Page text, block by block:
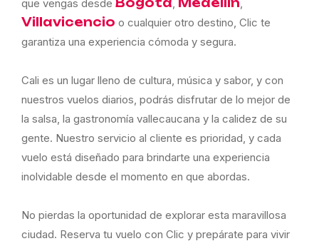
que vengas desde Bogotá, Medellín,
Villavicencio o cualquier otro destino, Clic te
garantiza una experiencia cómoda y segura.
Cali es un lugar lleno de cultura, música y sabor, y con
nuestros vuelos diarios, podrás disfrutar de lo mejor de
la salsa, la gastronomía vallecaucana y la calidez de su
gente. Nuestro servicio al cliente es prioridad, y cada
vuelo está diseñado para brindarte una experiencia
inolvidable desde el momento en que abordas.
No pierdas la oportunidad de explorar esta maravillosa
ciudad. Reserva tu vuelo con Clic y prepárate para vivir